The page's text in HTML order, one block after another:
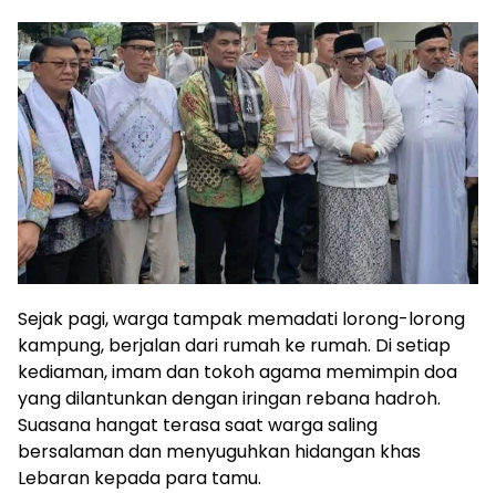
Sejak pagi, warga tampak memadati lorong-lorong
kampung, berjalan dari rumah ke rumah. Di setiap
kediaman, imam dan tokoh agama memimpin doa
yang dilantunkan dengan iringan rebana hadroh.
Suasana hangat terasa saat warga saling
bersalaman dan menyuguhkan hidangan khas
Lebaran kepada para tamu.